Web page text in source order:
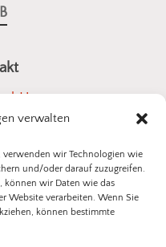
verwalten
verwenden wir Technologien wie
und/oder darauf zuzugreifen.
können wir Daten wie das
Website verarbeiten. Wenn Sie
können bestimmte
10
bestellen.de